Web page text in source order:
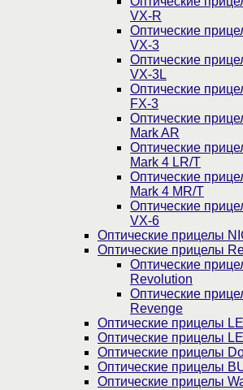
VX-R
Оптические
VX-3
Оптические
VX-3L
Оптические
FX-3
Оптические
Mark AR
Оптические
Mark 4 LR/T
Оптические
Mark 4 MR/T
Оптические
VX-6
Оптические прицелы
Оптические прицелы
Оптические
Revolution
Оптические
Revenge
Оптические прицелы
Оптические прицелы
Оптические прицелы
Оптические прицелы
Оптические прицелы